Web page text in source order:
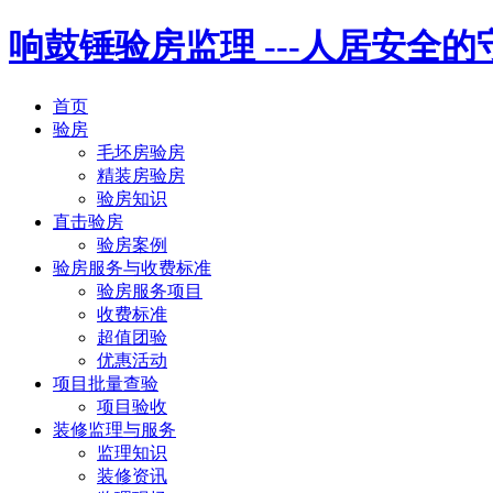
响鼓锤验房监理 ---人居安全的
首页
验房
毛坯房验房
精装房验房
验房知识
直击验房
验房案例
验房服务与收费标准
验房服务项目
收费标准
超值团验
优惠活动
项目批量查验
项目验收
装修监理与服务
监理知识
装修资讯